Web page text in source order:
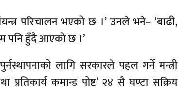
परिचालन भएको छ ।’ उनले भने– ‘बाढी,
पनिहुँदैआएको छ ।’
पुर्नस्थापनाको लागि सरकारले पहल गर्ने मन्त्री
कमान्डपोष्ट’ २४ सै घण्टा सक्रिय